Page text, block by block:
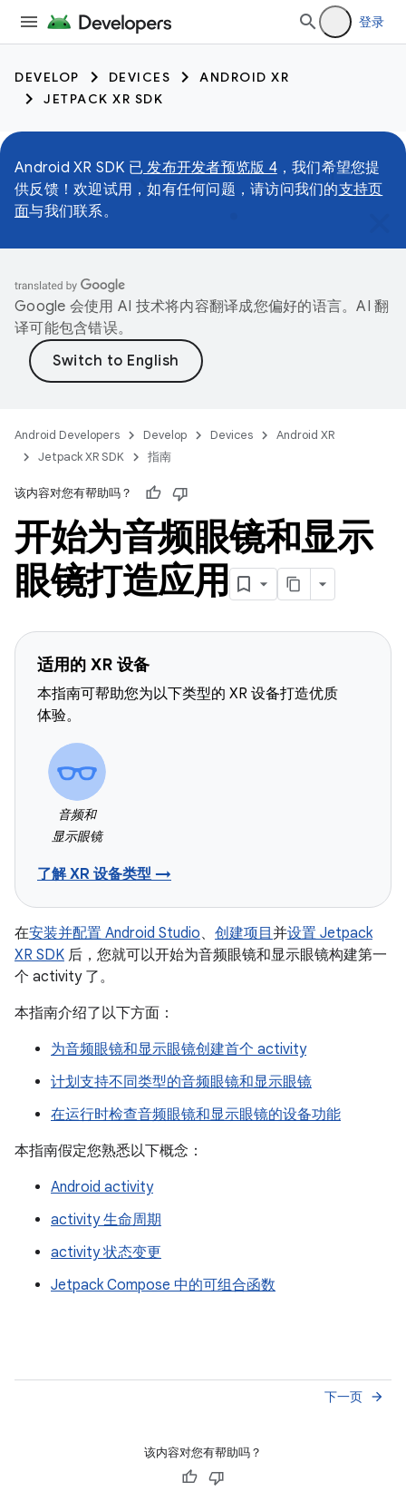
登录
DEVELOP DEVICES
ANDROID XR
JETPACK XR SDK
Android XR SDK 已 发布开发者预览版 4，我们希望您提
供反馈！欢迎试用，如有任何问题，请访问我们的支持页
面与我们联系。
Google 会使用 AI 技术将内容翻译成您偏好的语言。AI 翻
译可能包含错误。
Android Developers Develop Devices
Android XR
Jetpack XR SDK
指南
该内容对您有帮助吗？
开始为音频眼镜和显示
眼镜打造应用
适用的 XR 设备
本指南可帮助您为以下类型的 XR 设备打造优质
体验。
音频和
显示眼镜
了解 XR 设备类型 →
在安装并配置 Android Studio、 创建项目 并设置 Jetpack
XR SDK 后，您就可以开始为音频眼镜和显示眼镜构建第一
个 activity 了。
本指南介绍了以下方面：
为音频眼镜和显示眼镜创建首个 activity
计划支持不同类型的音频眼镜和显示眼镜
在运行时检查音频眼镜和显示眼镜的设备功能
本指南假定您熟悉以下概念：
Android activity
activity 生命周期
activity 状态变更
Jetpack Compose 中的可组合函数
下一页 arrow_forward
该内容对您有帮助吗？